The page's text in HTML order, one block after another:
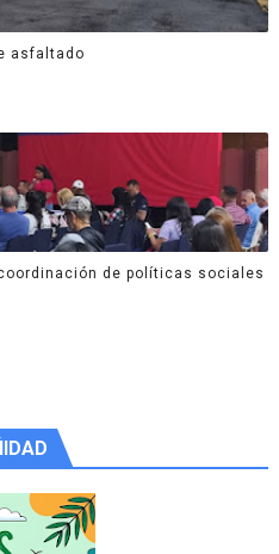
asfaltado
de políticas sociales